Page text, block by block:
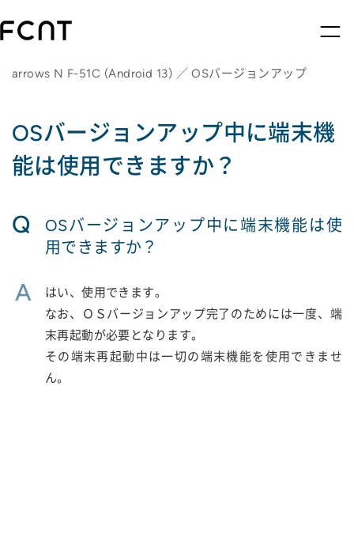
arrows N F-51C (Android 13) ／ OSバージョンアップ
OSバージョンアップ中に端末機
能は使用できますか？
Q
OSバージョンアップ中に端末機能は使
用できますか？
A
はい、使用できます。
なお、ＯＳバージョンアップ完了のためには一度、端
末再起動が必要となります。
その端末再起動中は一切の端末機能を使用できませ
ん。